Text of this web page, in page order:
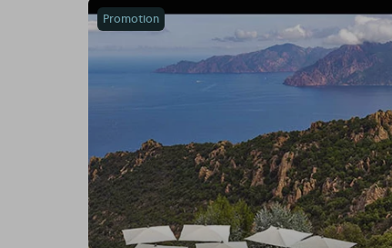
Promotion